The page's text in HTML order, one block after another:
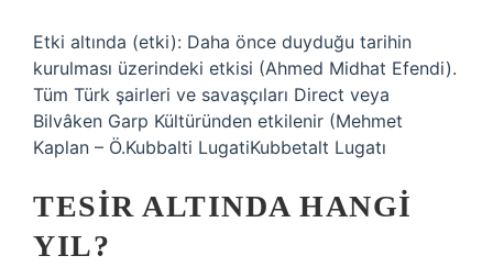
Etki altında (etki): Daha önce duyduğu tarihin
kurulması üzerindeki etkisi (Ahmed Midhat Efendi).
Tüm Türk şairleri ve savaşçıları Direct veya
Bilvâken Garp Kültüründen etkilenir (Mehmet
Kaplan – Ö.Kubbalti LugatiKubbetalt Lugatı
TESIR ALTINDA HANGI
YIL?